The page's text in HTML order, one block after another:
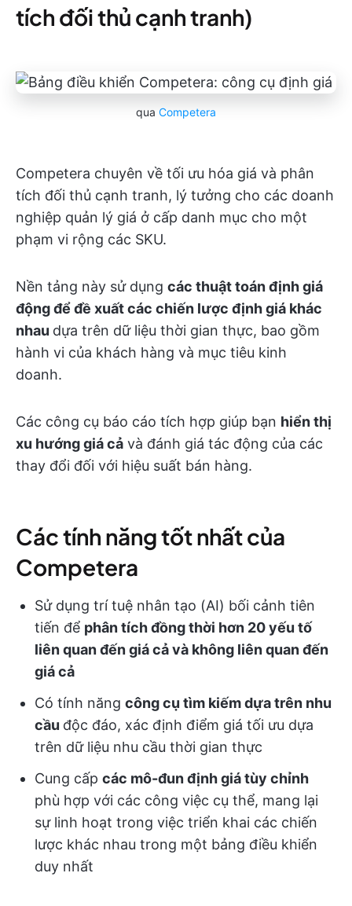
tích đối thủ cạnh tranh)
qua Competera
Competera chuyên về tối ưu hóa giá và phân
tích đối thủ cạnh tranh, lý tưởng cho các doanh
nghiệp quản lý giá ở cấp danh mục cho một
phạm vi rộng các SKU.
Nền tảng này sử dụng các thuật toán định giá
động để đề xuất các chiến lược định giá khác
nhau dựa trên dữ liệu thời gian thực, bao gồm
hành vi của khách hàng và mục tiêu kinh
doanh.
Các công cụ báo cáo tích hợp giúp bạn hiển thị
xu hướng giá cả và đánh giá tác động của các
thay đổi đối với hiệu suất bán hàng.
Các tính năng tốt nhất của
Competera
Sử dụng trí tuệ nhân tạo (AI) bối cảnh tiên
tiến để phân tích đồng thời hơn 20 yếu tố
liên quan đến giá cả và không liên quan đến
giá cả
Có tính năng công cụ tìm kiếm dựa trên nhu
cầu độc đáo, xác định điểm giá tối ưu dựa
trên dữ liệu nhu cầu thời gian thực
Cung cấp các mô-đun định giá tùy chỉnh
phù hợp với các công việc cụ thể, mang lại
sự linh hoạt trong việc triển khai các chiến
lược khác nhau trong một bảng điều khiển
duy nhất